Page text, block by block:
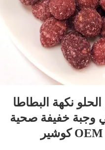
نكهة البطاطا
وجبة خفيفة صحية